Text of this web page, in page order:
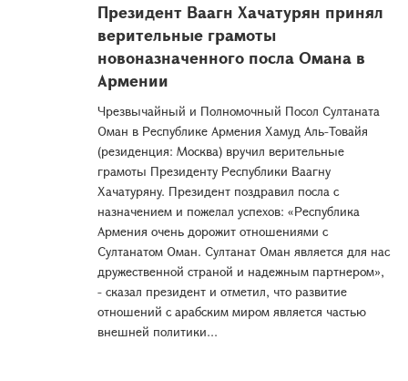
Президент Ваагн Хачатурян принял
верительные грамоты
новоназначенного посла Омана в
Армении
Чрезвычайный и Полномочный Посол Султаната
Оман в Республике Армения Хамуд Аль-Товайя
(резиденция: Москва) вручил верительные
грамоты Президенту Республики Ваагну
Хачатуряну. Президент поздравил посла с
назначением и пожелал успехов: «Республика
Армения очень дорожит отношениями с
Султанатом Оман. Султанат Оман является для нас
дружественной страной и надежным партнером»,
- сказал президент и отметил, что развитие
отношений с арабским миром является частью
внешней политики...